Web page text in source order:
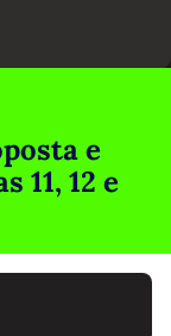
e
11, 12 e